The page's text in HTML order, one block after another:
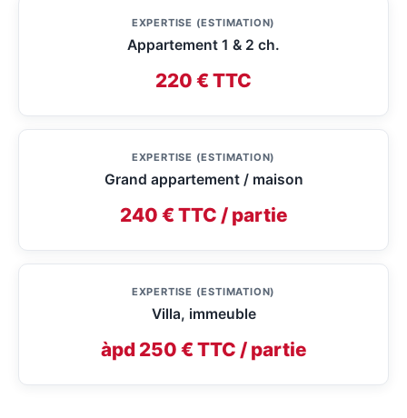
EXPERTISE (ESTIMATION)
Appartement 1 & 2 ch.
220 € TTC
EXPERTISE (ESTIMATION)
Grand appartement / maison
240 € TTC / partie
EXPERTISE (ESTIMATION)
Villa, immeuble
àpd 250 € TTC / partie